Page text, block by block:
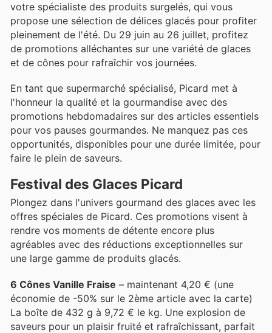
votre spécialiste des produits surgelés, qui vous
propose une sélection de délices glacés pour profiter
pleinement de l'été. Du 29 juin au 26 juillet, profitez
de promotions alléchantes sur une variété de glaces
et de cônes pour rafraîchir vos journées.
En tant que supermarché spécialisé, Picard met à
l'honneur la qualité et la gourmandise avec des
promotions hebdomadaires sur des articles essentiels
pour vos pauses gourmandes. Ne manquez pas ces
opportunités, disponibles pour une durée limitée, pour
faire le plein de saveurs.
Festival des Glaces Picard
Plongez dans l'univers gourmand des glaces avec les
offres spéciales de Picard. Ces promotions visent à
rendre vos moments de détente encore plus
agréables avec des réductions exceptionnelles sur
une large gamme de produits glacés.
6 Cônes Vanille Fraise – maintenant 4,20 € (une
économie de -50% sur le 2ème article avec la carte)
La boîte de 432 g à 9,72 € le kg. Une explosion de
saveurs pour un plaisir fruité et rafraîchissant, parfait